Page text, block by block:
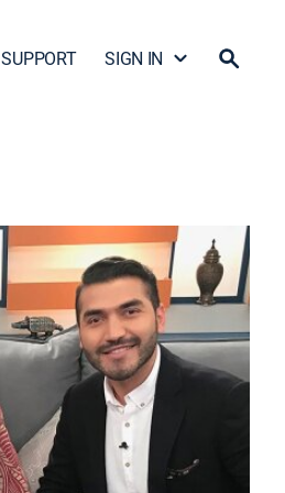
SUPPORT SIGN IN